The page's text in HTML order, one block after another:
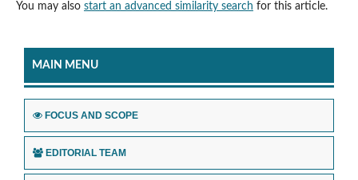
You may also start an advanced similarity search for this article.
MAIN MENU
FOCUS AND SCOPE
EDITORIAL TEAM